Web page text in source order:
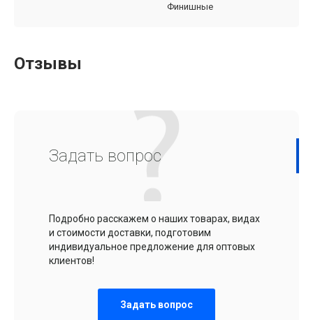
Финишные
Отзывы
Задать вопрос
Подробно расскажем о наших товарах, видах
и стоимости доставки, подготовим
индивидуальное предложение для оптовых
клиентов!
Задать вопрос